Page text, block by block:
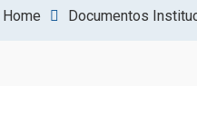
Home Documentos